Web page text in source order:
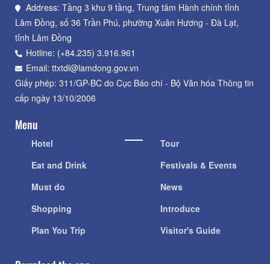
Address: Tầng 3 khu 9 tầng, Trung tâm Hành chính tỉnh
Lâm Đồng, số 36 Trần Phú, phường Xuân Hương - Đà Lạt,
tỉnh Lâm Đồng
Hotline: (+84.235) 3.916.961
Email: ttxtdl@lamdong.gov.vn
Giấy phép: 311/GP-BC do Cục Báo chí - Bộ Văn hóa Thông tin
cấp ngày 13/10/2006
Menu
Hotel
Eat and Drink
Must do
Shopping
Plan You Trip
Tour
Festivals & Events
News
Introduce
Visitor's Guide